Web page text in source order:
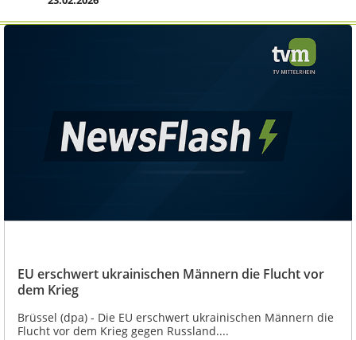
EU erschwert ukrainischen Männern die Flucht vor
dem Krieg
Brüssel (dpa) - Die EU erschwert ukrainischen Männern die
Flucht vor dem Krieg gegen Russland....